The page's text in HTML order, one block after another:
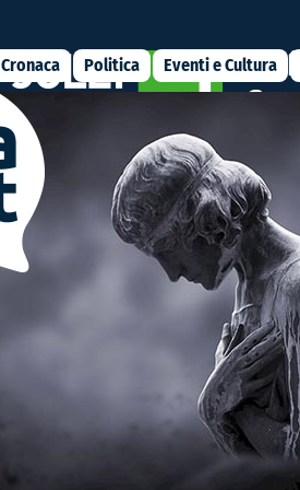
Cronaca Politica Eventi e Cultura